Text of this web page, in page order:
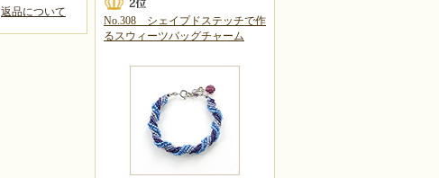
返品について
No.308 シェイプドステッチで作
るスウィーツバッグチャーム